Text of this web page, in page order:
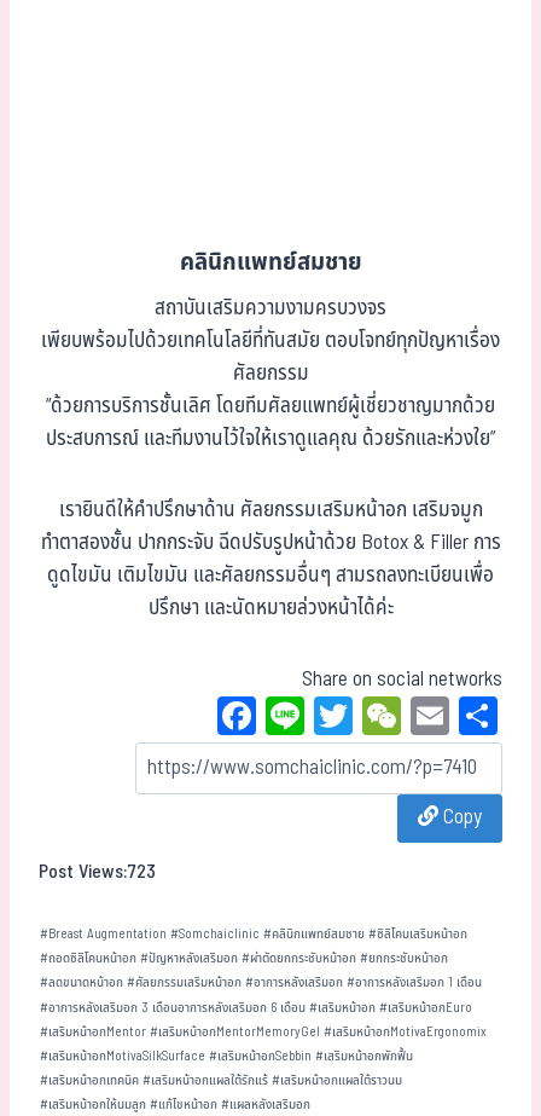
คลินิกแพทย์สมชาย
สถาบันเสริมความงามครบวงจร
เพียบพร้อมไปด้วยเทคโนโลยีที่ทันสมัย ตอบโจทย์ทุกปัญหาเรื่อง
ศัลยกรรม
“ด้วยการบริการชั้นเลิศ โดยทีมศัลยแพทย์ผู้เชี่ยวชาญมากด้วย
ประสบการณ์ และทีมงานไว้ใจให้เราดูแลคุณ ด้วยรักและห่วงใย”
เรายินดีให้คำปรึกษาด้าน ศัลยกรรมเสริมหน้าอก เสริมจมูก
ทำตาสองชั้น ปากกระจับ ฉีดปรับรูปหน้าด้วย Botox & Filler การ
ดูดไขมัน เติมไขมัน และศัลยกรรมอื่นๆ สามรถลงทะเบียนเพื่อ
ปรึกษา และนัดหมายล่วงหน้าได้ค่ะ
Share on social networks
Fa
ce
bo
Li
ne
T
wi
tt
W
eC
ha
t
E
m
ail
Copy
Post Views:723
#Breast Augmentation #Somchaiclinic #คลินิกแพทย์สมชาย #ซิลิโคนเสริมหน้าอก
#ถอดซิลิโคนหน้าอก#ปัญหาหลังเสริมอก#ผ่าตัดยกกระชับหน้าอก#ยกกระชับหน้าอก
#ลดขนาดหน้าอก#ศัลยกรรมเสริมหน้าอก#อาการหลังเสริมอก#อาการหลังเสริมอก 1 เดือน
#อาการหลังเสริมอก 3 เดือนอาการหลังเสริมอก 6 เดือน#เสริมหน้าอก#เสริมหน้าอกEuro
#เสริมหน้าอกMentor#เสริมหน้าอกMentorMemoryGel #เสริมหน้าอกMotivaErgonomix
#เสริมหน้าอกMotivaSilkSurface #เสริมหน้าอกSebbin #เสริมหน้าอกพักฟื้น
#เสริมหน้าอกเทคนิค#เสริมหน้าอกแผลใต้รักแร้#เสริมหน้าอกแผลใต้ราวนม
#เสริมหน้าอกให้นมลูก#แก้ไขหน้าอก#แผลหลังเสริมอก